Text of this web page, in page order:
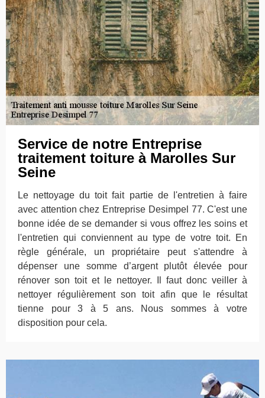
Service de notre Entreprise
traitement toiture à Marolles Sur
Seine
Le nettoyage du toit fait partie de l'entretien à faire
avec attention chez Entreprise Desimpel 77. C'est une
bonne idée de se demander si vous offrez les soins et
l'entretien qui conviennent au type de votre toit. En
règle générale, un propriétaire peut s'attendre à
dépenser une somme d’argent plutôt élevée pour
rénover son toit et le nettoyer. Il faut donc veiller à
nettoyer régulièrement son toit afin que le résultat
tienne pour 3 à 5 ans. Nous sommes à votre
disposition pour cela.